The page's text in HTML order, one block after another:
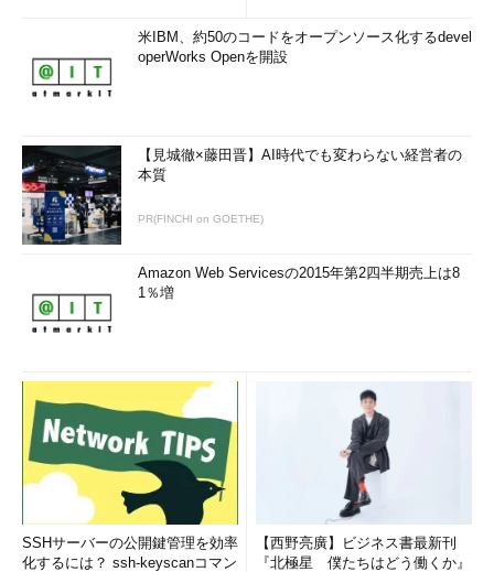
時的」であることが重要です。常に利益を超える管理コストの掛
かるシステムを維持することはナンセンスです。
ングコストなどははっきりと数字に出る分かりやすいコストとい
えます。一方分かりにくいコストとして、技術スタッフの人件費
などが挙げられます。契約社員やアルバイトのスタッフの場合に
はそうでもないのですが、なぜか技術スタッフが社員の場合、コ
る考え方に問題があるようで、コストを下げようとするあまり超
過勤務になることが多いようです。
するのであれば、管理・運用スタッフの勤務時間
をあいまいにす
るべきではありません。超過勤務によって集中力が維持できなく
なるなど、時間によってクオリティに差が出るようではシステム
の管理者として不適格です。それぞれのスタッフの勤務時間は、
常識の範疇を超えないことを前提に検討しなければなりません。
用代行サービスに依頼した方がコストを抑えられることもありま
米IBM、約50のコードをオープンソース化するdevel
operWorks Openを開設
【見城徹×藤田晋】AI時代でも変わらない経営者の
本質
PR(FINCHI on GOETHE)
Amazon Web Servicesの2015年第2四半期売上は8
1％増
SSHサーバーの公開鍵管理を効率
化するには？ ssh-keyscanコマン
【西野亮廣】ビジネス書最新刊
『北極星 僕たちはどう働くか』